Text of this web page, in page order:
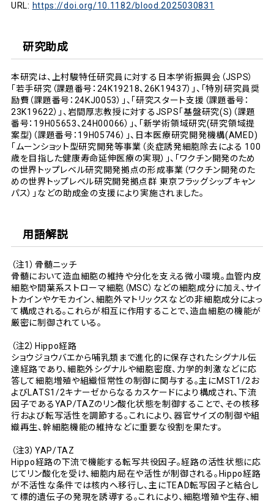
URL: https://doi.org/10.1182/blood.2025030831
研究助成
本研究は、上村駿特任研究員に対する日本学術振興会（JSPS）
「若手研究（課題番号：24K19218、26K19437）」、「特別研究員奨
励費（課題番号：24KJ0053）」、「研究スタート支援（課題番号：
23K19622）」、岩間厚志教授に対するJSPS「基盤研究(S)（課題
番号：19H05653、24H00066）」、「新学術領域研究(研究領域提
案型)（課題番号：19H05746）」、日本医療研究開発機構(AMED)
「ムーンショット型研究開発等事業（炎症誘発細胞除去による 100
歳を目指した健康寿命延伸医療の実現）」、「ワクチン開発のため
の世界トップレベル研究開発拠点の形成事業（ワクチン開発のた
めの世界トップレベル研究開発拠点群 東京フラッグシップキャン
パス）」などの助成金の支援により実施されました。
用語解説
（注1）骨髄ニッチ
骨髄において造血細胞の維持や分化を支える微小環境。血管内皮
細胞や間葉系ストローマ細胞（MSC）などの細胞成分に加え、サイ
トカインやケモカイン、細胞外マトリックスなどの非細胞成分によっ
て構成される。これらが相互に作用することで、造血細胞の機能が
厳密に制御されている。
（注2）Hippo経路
ショウジョウバエから哺乳類まで進化的に保存されたシグナル伝
達経路であり、細胞外シグナルや細胞密度、力学的刺激などに応
答して細胞増殖や組織恒常性の制御に関与する。主にMST1/2お
よびLATS1/2キナーゼからなるカスケードにより構成され、下流
因子であるYAP/TAZのリン酸化状態を制御することで、その核移
行および転写活性を調節する。これにより、器官サイズの制御や組
織再生、幹細胞機能の維持などに重要な役割を果たす。
（注3）YAP/TAZ
Hippo経路の下流で機能する転写共役因子。経路の活性状態に応
じてリン酸化を受け、細胞内局在や活性が制御される。Hippo経路
が不活性な条件では核内へ移行し、主にTEAD転写因子と結合し
て標的遺伝子の発現を誘導する。これにより、細胞増殖や生存、細